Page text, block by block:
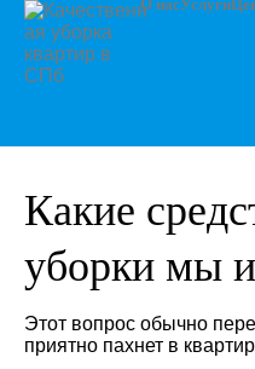
О насУслуги
Какие
уборки мы
Этот вопрос обычно
приятно пахнет в